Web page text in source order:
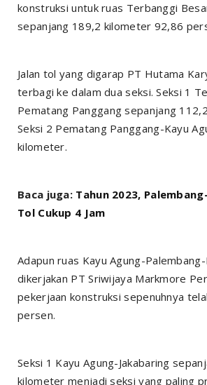
konstruksi untuk ruas Terbanggi
sepanjang 189,2 kilometer 92,86
Jalan tol yang digarap PT Hutama
terbagi ke dalam dua seksi. Seksi 1
Pematang Panggang sepanjang
Seksi 2 Pematang Panggang-Kayu
kilometer.
Baca juga: Tahun 2023,
Tol Cukup 4 Jam
Adapun ruas Kayu Agung-
dikerjakan PT Sriwijaya Markmore
pekerjaan konstruksi sepenuhnya
persen.
Seksi 1 Kayu Agung-Jakabaring
kilometer menjadi seksi yang paling